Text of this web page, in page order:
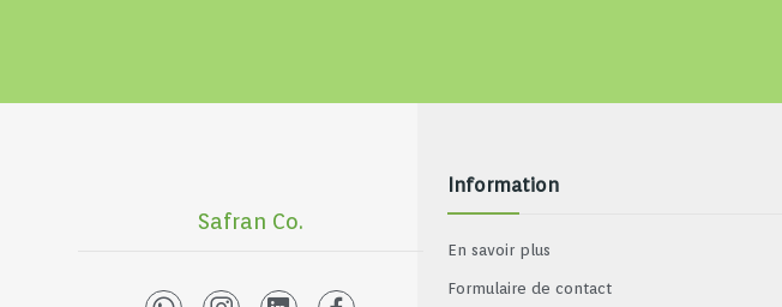
Safran Co.
Information
En savoir plus
Formulaire de contact